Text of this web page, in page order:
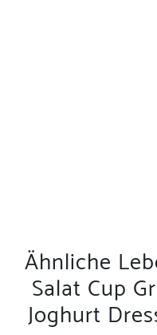
Ähnliche
Salat Cup
Joghurt